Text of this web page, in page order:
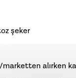
şeker
alırken